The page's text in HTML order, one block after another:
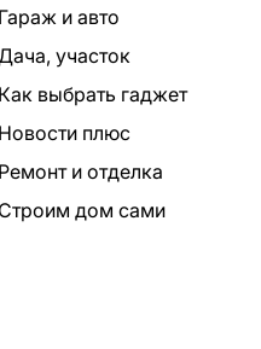
Гараж и авто
участок
Как выбрать гаджет
Новости плюс
Ремонт и отделка
Строим дом сами